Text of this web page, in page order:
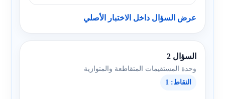
عرض السؤال داخل الاختبار الأصلي
السؤال 2
وحدة المستقيمات المتقاطعة والمتوازية
النقاط: 1